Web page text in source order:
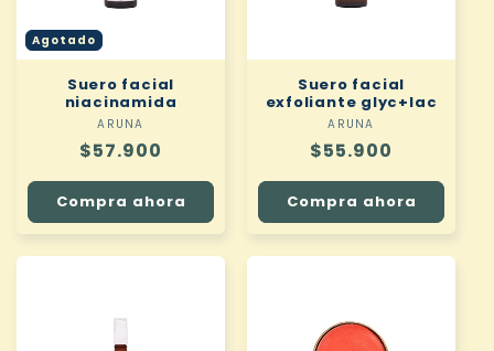
Agotado
Suero facial
niacinamida
Proveedor:
ARUNA
Precio
habitual
$57.900
Compra ahora
Suero facial
exfoliante glyc+lac
Proveedor:
ARUNA
Precio
habitual
$55.900
Compra ahora